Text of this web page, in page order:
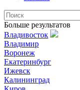
Больше результатов
Владивосток
Владимир
Воронеж
Екатеринбург
Ижевск
Калининград